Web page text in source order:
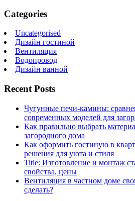
Categories
Uncategorised
Дизайн гостиной
Вентиляция
Водопровод
Дизайн ванной
Recent Posts
Чугунные печи-камины:
современных моделей для
Как правильно выбрать
загородного дома
Как оформить гостиную в
решения для уюта и стиля
Title: Изготовление и монтаж
свойства, цены
Вентиляция в частном доме
сделать?